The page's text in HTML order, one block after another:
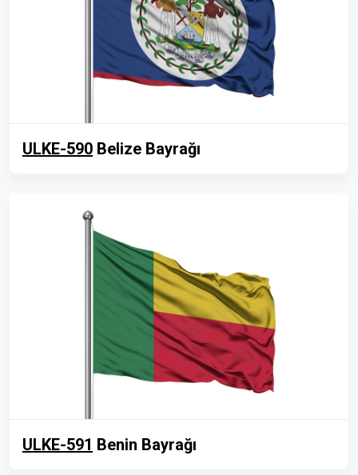
ULKE-590 Belize Bayrağı
ULKE-591 Benin Bayrağı